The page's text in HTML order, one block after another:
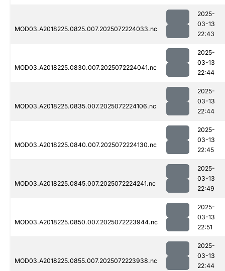
MOD03.A2018225.0825.007.2025072224033.nc
2025-
03-13
22:43
MOD03.A2018225.0830.007.2025072224041.nc
2025-
03-13
22:44
MOD03.A2018225.0835.007.2025072224106.nc
2025-
03-13
22:44
MOD03.A2018225.0840.007.2025072224130.nc
2025-
03-13
22:45
MOD03.A2018225.0845.007.2025072224241.nc
2025-
03-13
22:49
MOD03.A2018225.0850.007.2025072223944.nc
2025-
03-13
22:51
MOD03.A2018225.0855.007.2025072223938.nc
2025-
03-13
22:44